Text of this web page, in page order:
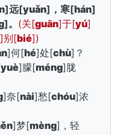
]远[yuǎn]，寒[hán]
]。 (关[guān]于[yú]
]别[bié])
]何[hé]处[chù]？
yuè]朦[méng]胧
]奈[nài]愁[chóu]浓
]梦[mèng]，轻